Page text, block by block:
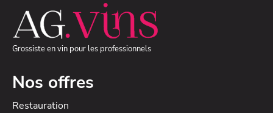
Grossiste en vin pour les professionnels
Nos offres
Restauration